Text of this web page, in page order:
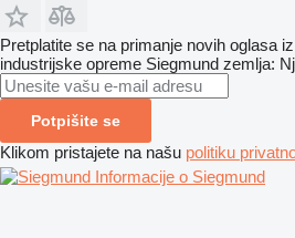
Pretplatite se na primanje novih oglasa
industrijske opreme Siegmund zemlja:
Potpišite se
Klikom pristajete na našu politiku
Informacije o Siegmund